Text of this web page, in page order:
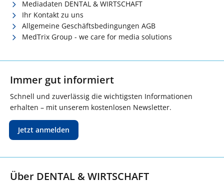
Mediadaten DENTAL & WIRTSCHAFT
Ihr Kontakt zu uns
Allgemeine Geschäftsbedingungen AGB
MedTrix Group - we care for media solutions
Immer gut informiert
Schnell und zuverlässig die wichtigsten Informationen
erhalten – mit unserem kostenlosen Newsletter.
Jetzt anmelden
Über DENTAL & WIRTSCHAFT